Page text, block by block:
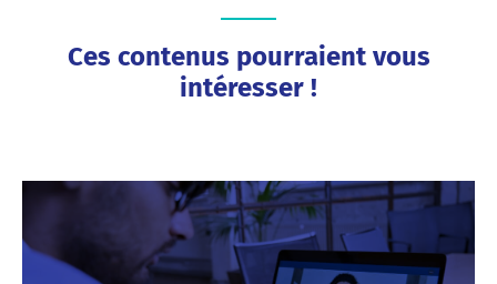
Ces contenus pourraient vous
intéresser !